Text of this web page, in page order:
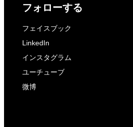
フォローする
フェイスブック
LinkedIn
インスタグラム
ユーチューブ
微博